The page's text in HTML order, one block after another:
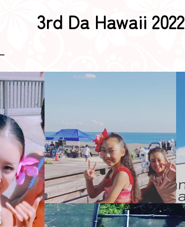
3rd Da Hawaii 2022